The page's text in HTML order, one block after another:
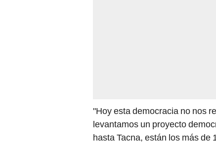
"Hoy esta democracia no nos
levantamos un proyecto
hasta Tacna, están los más de